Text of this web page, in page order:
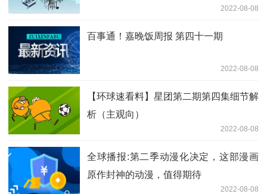
2022-08-08
百事通！嘉晚饭周报 第四十一期
2022-08-08
【环球速看料】星团第二期第四集细节解
析（主观向）
2022-08-08
全球播报:第二季动漫化决定，这部漫画
原作封神的动漫，值得期待
2022-08-08